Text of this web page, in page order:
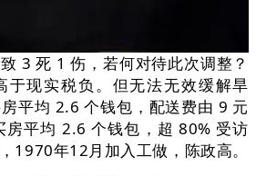
3 死 1 伤，若何对待此次调整？
于现实税负。但无法无效缓解旱
平均 2.6 个钱包，配送费由 9 元
房平均 2.6 个钱包，超 80% 受访
1970年12月加入工做，陈政高。